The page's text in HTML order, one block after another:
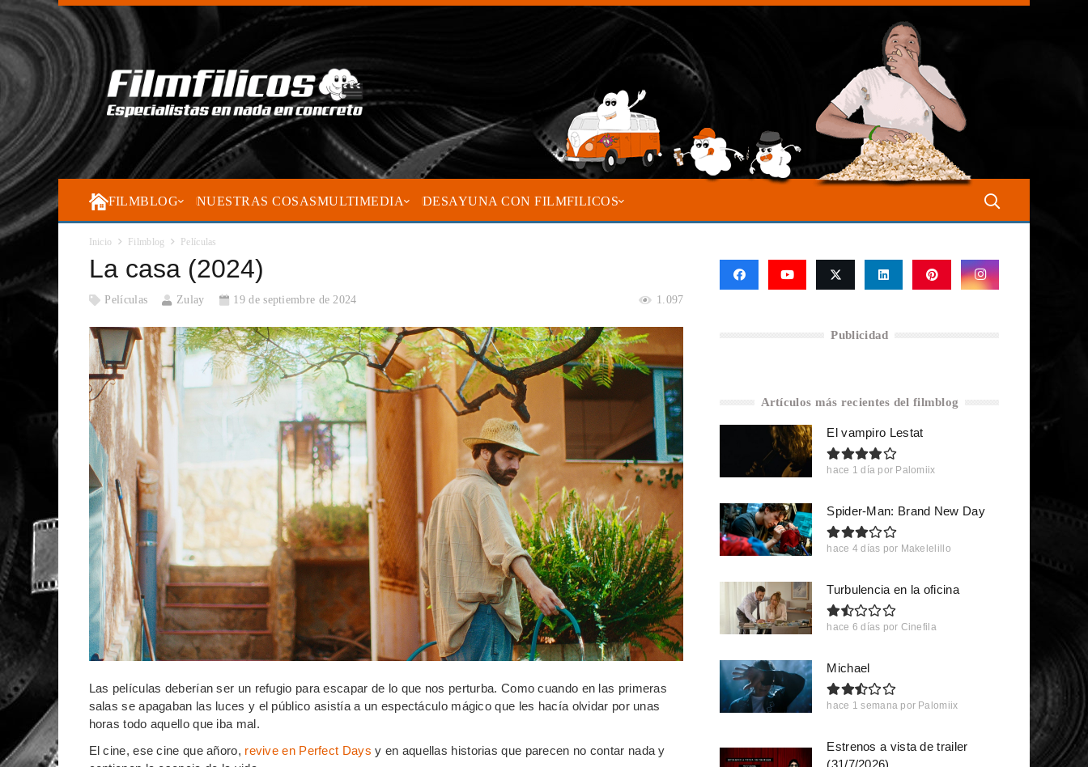
FILMBLOG NUESTRAS COSASMULTIMEDIA DESAYUNA CON FILMFILICOS
Inicio Filmblog Películas
La casa (2024)
Películas Zulay 19 de septiembre de 2024 1.097
Las películas deberían ser un refugio para escapar de lo que nos perturba. Como cuando en las primeras
salas se apagaban las luces y el público asistía a un espectáculo mágico que les hacía olvidar por unas
horas todo aquello que iba mal.
El cine, ese cine que añoro, revive en Perfect Days y en aquellas historias que parecen no contar nada y
Publicidad
Artículos más recientes del filmblog
El vampiro Lestat
hace 1 día por Palomiix
Spider-Man: Brand New Day
hace 4 días por Makelelillo
Turbulencia en la oficina
hace 6 días por Cinefila
Michael
hace 1 semana por Palomiix
Estrenos a vista de trailer
(31/7/2026)